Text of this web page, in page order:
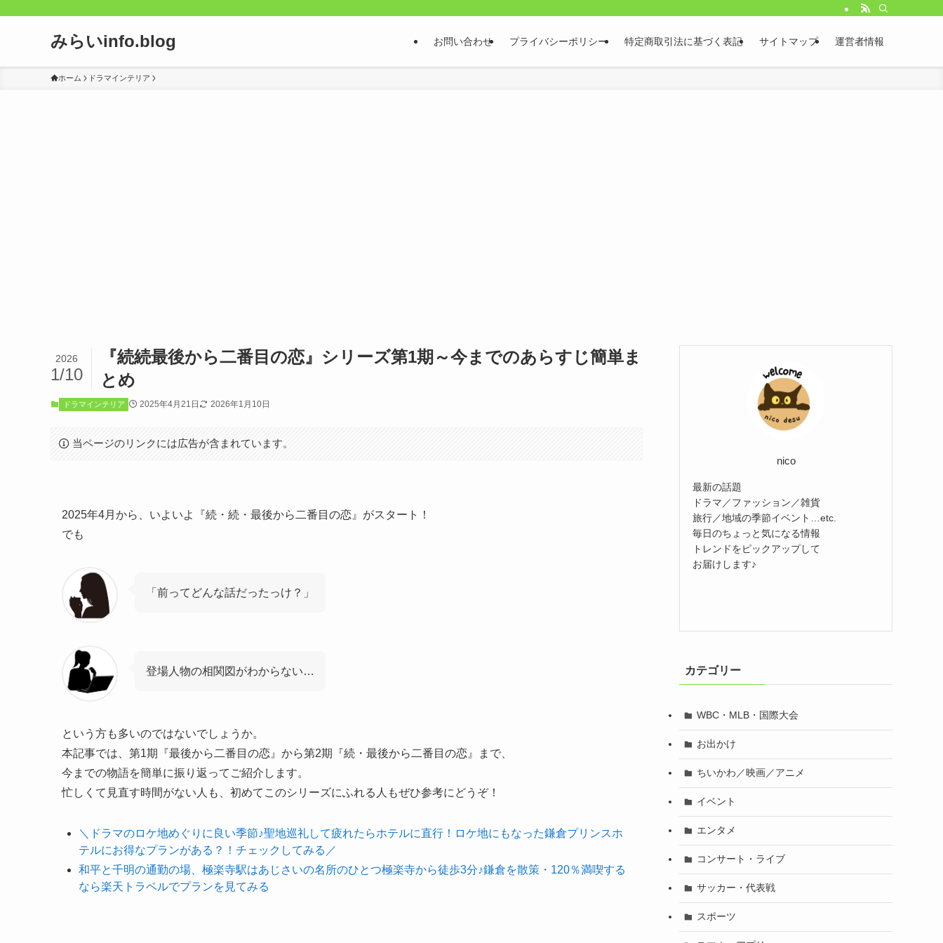
みらいinfo.blog お問い合わせ プライバシーポリシー 特定商取引法に基づく表記 サイトマップ 運営者情報
ホーム ドラマインテリア
『続続最後から二番目の恋』シリーズ第1期～今までのあらすじ簡単ま
とめ
2026
1/10
ドラマインテリア 2025年4月21日 2026年1月10日
当ページのリンクには広告が含まれています。
2025年4月から、いよいよ『続・続・最後から二番目の恋』がスタート！
でも
「前ってどんな話だったっけ？」
登場人物の相関図がわからない…
という方も多いのではないでしょうか。
本記事では、第1期『最後から二番目の恋』から第2期『続・最後から二番目の恋』まで、
今までの物語を簡単に振り返ってご紹介します。
忙しくて見直す時間がない人も、初めてこのシリーズにふれる人もぜひ参考にどうぞ！
＼ドラマのロケ地めぐりに良い季節♪聖地巡礼して疲れたらホテルに直行！ロケ地にもなった鎌倉プリンスホ
テルにお得なプランがある？！チェックしてみる／
和平と千明の通勤の場、極楽寺駅はあじさいの名所のひとつ極楽寺から徒歩3分♪鎌倉を散策・120％満喫する
なら楽天トラベルでプランを見てみる
nico
最新の話題
ドラマ／ファッション／雑貨
旅行／地域の季節イベント…etc.
毎日のちょっと気になる情報
トレンドをピックアップして
お届けします♪
カテゴリー
WBC・MLB・国際大会
お出かけ
ちいかわ／映画／アニメ
イベント
エンタメ
コンサート・ライブ
サッカー・代表戦
スポーツ